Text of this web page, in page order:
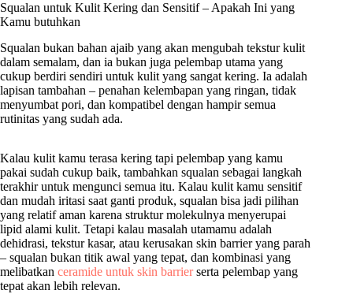
Squalan untuk Kulit Kering dan Sensitif – Apakah Ini yang
Kamu butuhkan
Squalan bukan bahan ajaib yang akan mengubah tekstur kulit
dalam semalam, dan ia bukan juga pelembap utama yang
cukup berdiri sendiri untuk kulit yang sangat kering. Ia adalah
lapisan tambahan – penahan kelembapan yang ringan, tidak
menyumbat pori, dan kompatibel dengan hampir semua
rutinitas yang sudah ada.
Kalau kulit kamu terasa kering tapi pelembap yang kamu
pakai sudah cukup baik, tambahkan squalan sebagai langkah
terakhir untuk mengunci semua itu. Kalau kulit kamu sensitif
dan mudah iritasi saat ganti produk, squalan bisa jadi pilihan
yang relatif aman karena struktur molekulnya menyerupai
lipid alami kulit. Tetapi kalau masalah utamamu adalah
dehidrasi, tekstur kasar, atau kerusakan skin barrier yang parah
– squalan bukan titik awal yang tepat, dan kombinasi yang
melibatkan ceramide untuk skin barrierserta pelembap yang
tepat akan lebih relevan.